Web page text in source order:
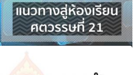
งสู่ห้องเรียนศตวรรษที่ 21 ในการ